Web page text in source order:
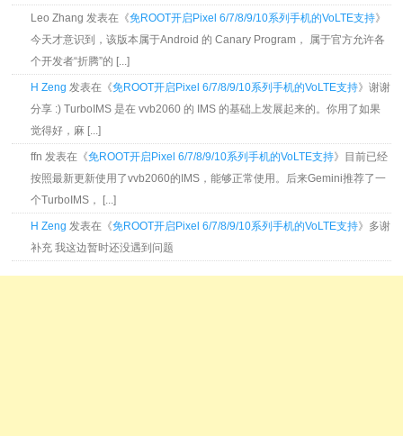
Leo Zhang 发表在《免ROOT开启Pixel 6/7/8/9/10系列手机的VoLTE支持》
今天才意识到，该版本属于Android 的 Canary Program， 属于官方允许各
个开发者“折腾”的 [...]
H Zeng 发表在《免ROOT开启Pixel 6/7/8/9/10系列手机的VoLTE支持》谢谢
分享 :) TurboIMS 是在 vvb2060 的 IMS 的基础上发展起来的。你用了如果
觉得好，麻 [...]
ffn 发表在《免ROOT开启Pixel 6/7/8/9/10系列手机的VoLTE支持》目前已经
按照最新更新使用了vvb2060的IMS，能够正常使用。后来Gemini推荐了一
个TurboIMS， [...]
H Zeng 发表在《免ROOT开启Pixel 6/7/8/9/10系列手机的VoLTE支持》多谢
补充 我这边暂时还没遇到问题